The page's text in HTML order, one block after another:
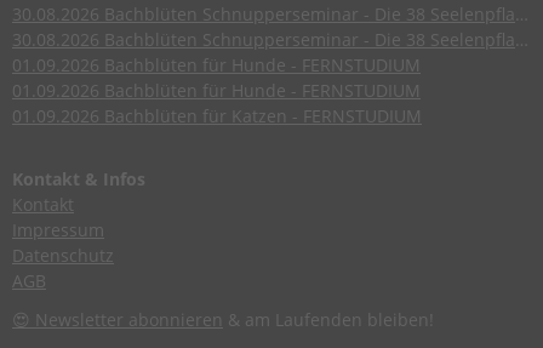
30.08.2026 Bachblüten Schnupperseminar - Die 38 Seelenpflanzen nach Dr. Edward Bach
30.08.2026 Bachblüten Schnupperseminar - Die 38 Seelenpflanzen nach Dr. Edward Bach
01.09.2026 Bachblüten für Hunde - FERNSTUDIUM
01.09.2026 Bachblüten für Hunde - FERNSTUDIUM
01.09.2026 Bachblüten für Katzen - FERNSTUDIUM
Kontakt & Infos
Kontakt
Impressum
Datenschutz
AGB
😍 Newsletter abonnieren & am Laufenden bleiben!